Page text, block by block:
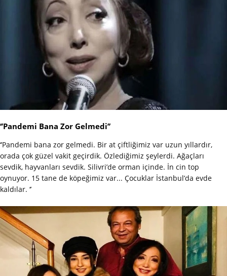
‘’Pandemi Bana Zor Gelmedi’’
‘’Pandemi bana zor gelmedi. Bir at çiftliğimiz var uzun yıllardır,
orada çok güzel vakit geçirdik. Özlediğimiz şeylerdi. Ağaçları
sevdik, hayvanları sevdik. Silivri’de orman içinde. İn cin top
oynuyor. 15 tane de köpeğimiz var... Çocuklar İstanbul’da evde
kaldılar. ‘’